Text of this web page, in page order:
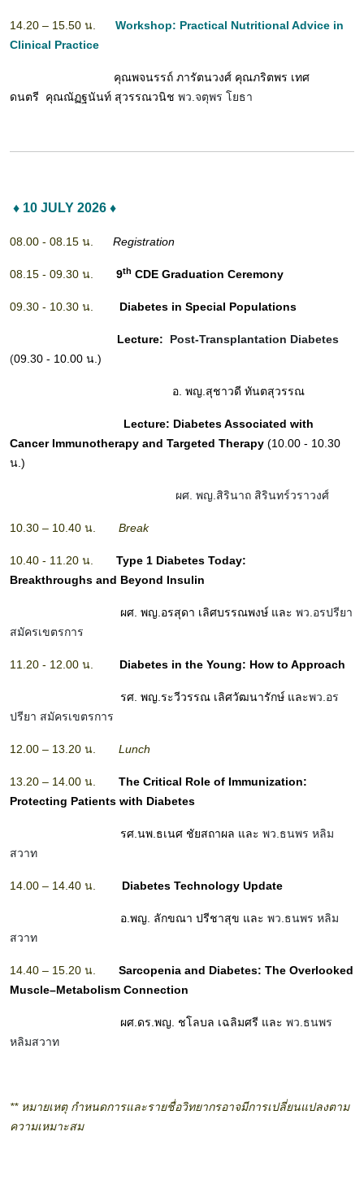
14.20 – 15.50 น. Workshop: Practical Nutritional Advice in
Clinical Practice
คุณพจนรรถ์ ภารัตนวงศ์ คุณภริตพร เทศ
ดนตรี คุณณัฏฐนันท์ สุวรรณวนิช พว.จตุพร โยธา
♦ 10 JULY 2026 ♦
08.00 - 08.15 น. Registration
08.15 - 09.30 น. 9th CDE Graduation Ceremony
09.30 - 10.30 น. Diabetes in Special Populations
Lecture: Post-Transplantation Diabetes
(09.30 - 10.00 น.)
อ. พญ.สุชาวดี ทันตสุวรรณ
Lecture: Diabetes Associated with
Cancer Immunotherapy and Targeted Therapy (10.00 - 10.30
น.)
ผศ. พญ.สิรินาถ สิรินทร์วราวงศ์
10.30 – 10.40 น. Break
10.40 - 11.20 น.
Type 1 Diabetes Today:
Breakthroughs and Beyond Insulin
ผศ. พญ.อรสุดา เลิศบรรณพงษ์ และ พว.อรปรียา
สมัครเขตรการ
11.20 - 12.00 น. Diabetes in the Young: How to Approach
รศ. พญ.ระวีวรรณ เลิศวัฒนารักษ์ และพว.อร
ปรียา สมัครเขตรการ
12.00 – 13.20 น. Lunch
13.20 – 14.00 น.
The Critical Role of Immunization:
Protecting Patients with Diabetes
รศ.นพ.ธเนศ ชัยสถาผล และ พว.ธนพร หลิม
สวาท
14.00 – 14.40 น. Diabetes Technology Update
อ.พญ. ลักขณา ปรีชาสุข และ พว.ธนพร หลิม
สวาท
14.40 – 15.20 น. Sarcopenia and Diabetes: The Overlooked
Muscle–Metabolism Connection
ผศ.ดร.พญ. ชโลบล เฉลิมศรี และ พว.ธนพร
หลิมสวาท
** หมายเหตุ กำหนดการและรายชื่อวิทยากรอาจมีการเปลี่ยนแปลงตาม
ความเหมาะสม